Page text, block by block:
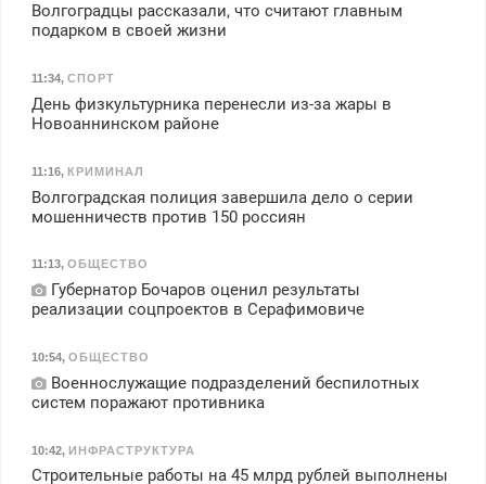
Волгоградцы рассказали, что считают главным
подарком в своей жизни
11:34, СПОРТ
День физкультурника перенесли из-за жары в
Новоаннинском районе
11:16, КРИМИНАЛ
Волгоградская полиция завершила дело о серии
мошенничеств против 150 россиян
11:13, ОБЩЕСТВО
Губернатор Бочаров оценил результаты
реализации соцпроектов в Серафимовиче
10:54, ОБЩЕСТВО
Военнослужащие подразделений беспилотных
систем поражают противника
10:42, ИНФРАСТРУКТУРА
Строительные работы на 45 млрд рублей выполнены